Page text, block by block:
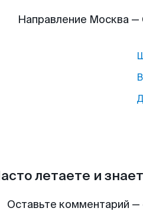
Направление Москва
летаете и
Оставьте комментарий